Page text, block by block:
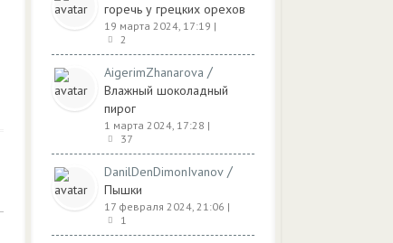
горечь у грецких орехов
19 марта 2024, 17:19 |
2
AigerimZhanarova /
Влажный шоколадный
пирог
1 марта 2024, 17:28 |
37
DanilDenDimonIvanov /
Пышки
17 февраля 2024, 21:06 |
1